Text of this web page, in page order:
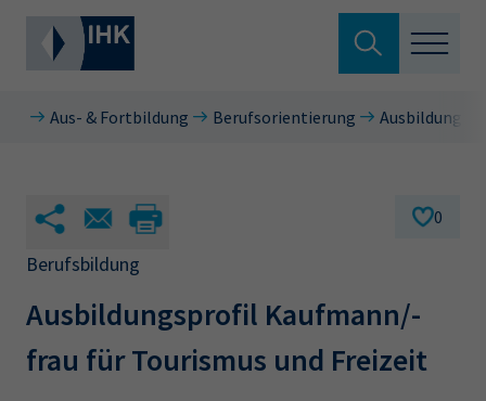
Aus- & Fortbildung
Berufszugang
Ratgeber
Service & Anträge
Suche verlassen
Hier können Sie auch aus den meistgesuchten
Aus- & Fortbildung Berufsorientierung
0
Berufsbildung
Ausbildungsprofil Kaufmann/-
frau für Tourismus und Freizeit